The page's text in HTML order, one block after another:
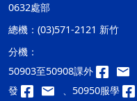
0632處部
總機： (03)571-2121 新竹
分機：
50903至50908課外
發
、50950服學